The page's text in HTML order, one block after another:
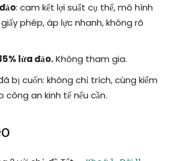
: cam kết lợi suất cụ thể, mô hình
phép, áp lực nhanh, không rõ
lừa đảo.Không tham gia.
bị cuốn: không chỉ trích, cùng kiểm
công an kinh tế nếu cần.